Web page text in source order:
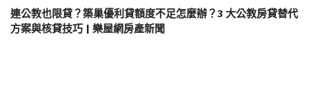
連公教也限貸？築巢優利貸額度不足怎麼辦？3 大公教房貸替代
方案與核貸技巧 | 樂屋網房產新聞